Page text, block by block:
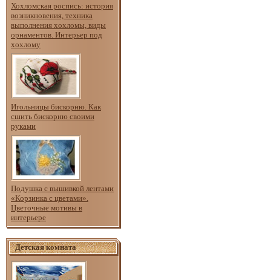
Хохломская роспись: история
возникновения, техника
выполнения хохломы, виды
орнаментов. Интерьер под
хохлому
Игольницы бискорню. Как
сшить бискорню своими
руками
Подушка с вышивкой лентами
«Корзинка с цветами».
Цветочные мотивы в
интерьере
Детская комната